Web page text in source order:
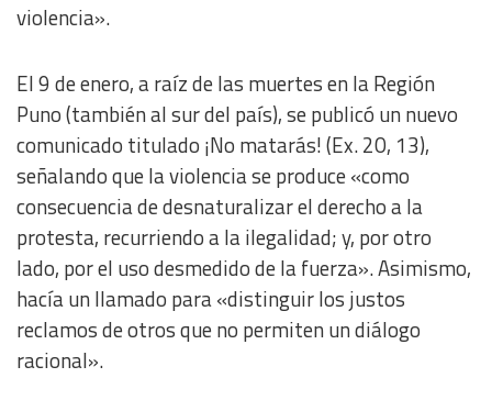
violencia».
El 9 de enero, a raíz de las muertes en la Región
Puno (también al sur del país), se publicó un nuevo
comunicado titulado ¡No matarás! (Ex. 20, 13),
señalando que la violencia se produce «como
consecuencia de desnaturalizar el derecho a la
protesta, recurriendo a la ilegalidad; y, por otro
lado, por el uso desmedido de la fuerza». Asimismo,
hacía un llamado para «distinguir los justos
reclamos de otros que no permiten un diálogo
racional».